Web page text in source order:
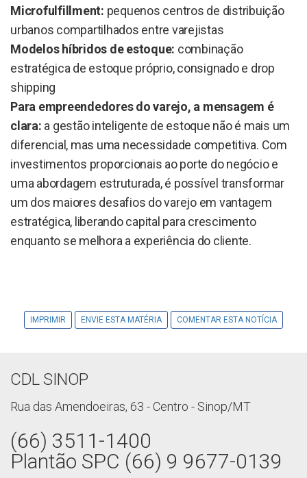
Microfulfillment: pequenos centros de distribuição
urbanos compartilhados entre varejistas
Modelos híbridos de estoque: combinação
estratégica de estoque próprio, consignado e drop
shipping
Para empreendedores do varejo, a mensagem é
clara: a gestão inteligente de estoque não é mais um
diferencial, mas uma necessidade competitiva. Com
investimentos proporcionais ao porte do negócio e
uma abordagem estruturada, é possível transformar
um dos maiores desafios do varejo em vantagem
estratégica, liberando capital para crescimento
enquanto se melhora a experiência do cliente.
IMPRIMIR ENVIE ESTA MATÉRIA COMENTAR ESTA NOTÍCIA
CDL SINOP
Rua das Amendoeiras, 63 - Centro - Sinop/MT
(66) 3511-1400
Plantão SPC (66) 9 9677-0139